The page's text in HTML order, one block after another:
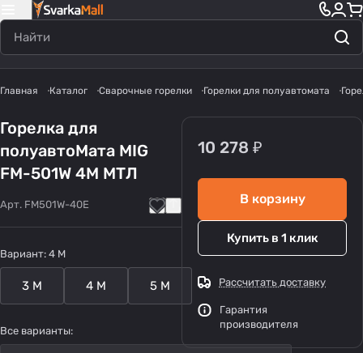
Главная Каталог Сварочные горелки Горелки для полуавтомата
Горелка для
полуавтоМата MIG
FM-501W 4М МТЛ
Арт. FM501W-40E
Вариант: 4 M
3 M 4 M 5 M
Все варианты:
10 278 ₽
В корзину
Купить в 1 клик
Рассчитать доставку
Гарантия
производителя